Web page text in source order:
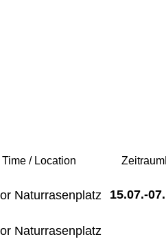
/ Location Zeitraum
Naturrasenplatz
Naturrasenplatz
15.07.-